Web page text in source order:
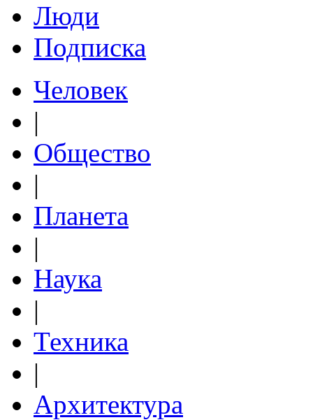
Люди
Подписка
Человек
|
Общество
|
Планета
|
Наука
|
Техника
|
Архитектура